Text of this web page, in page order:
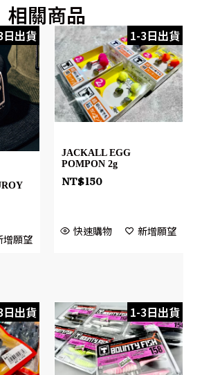
相關商品
日出貨
增願望
1-3日出貨
JACKALL EGG
POMPON 2g
NT$150
快速購物 新增願望
日出貨 1-3日出貨